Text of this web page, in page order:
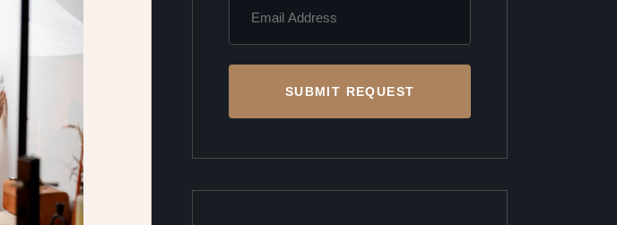
SUBMIT REQUEST